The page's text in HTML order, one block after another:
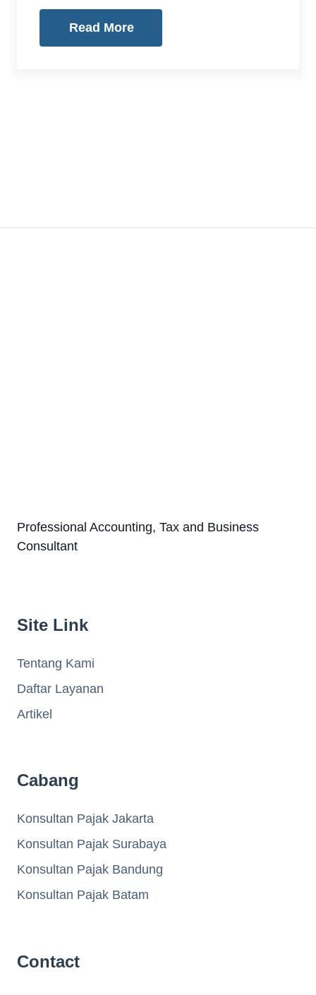
Read More
Professional Accounting, Tax and Business
Consultant
Site Link
Tentang Kami
Daftar Layanan
Artikel
Cabang
Konsultan Pajak Jakarta
Konsultan Pajak Surabaya
Konsultan Pajak Bandung
Konsultan Pajak Batam
Contact